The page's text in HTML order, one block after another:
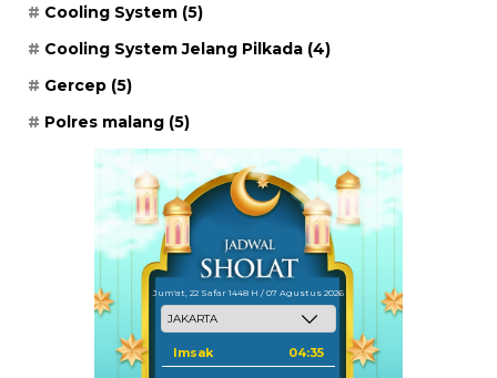
Cooling System (5)
Cooling System Jelang Pilkada (4)
Gercep (5)
Polres malang (5)
Jum'at, 22 Safar 1448 H / 07 Agustus 2026
Imsak 04:35